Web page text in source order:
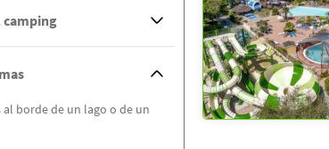
camping
al borde de un lago o de un